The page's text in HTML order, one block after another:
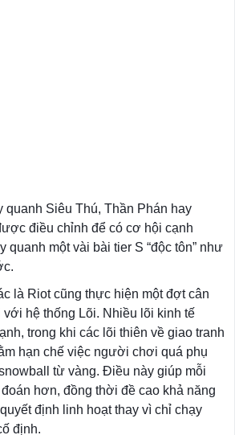
quanh Siêu Thú, Thần Phán hay
điều chỉnh để có cơ hội cạnh
quanh một vài bài tier S “độc tôn” như
là Riot cũng thực hiện một đợt cân
với hệ thống Lõi. Nhiều lõi kinh tế
trong khi các lõi thiên về giao tranh
hạn chế việc người chơi quá phụ
từ vàng. Điều này giúp mỗi
hơn, đồng thời đề cao khả năng
định linh hoạt thay vì chỉ chạy
định.